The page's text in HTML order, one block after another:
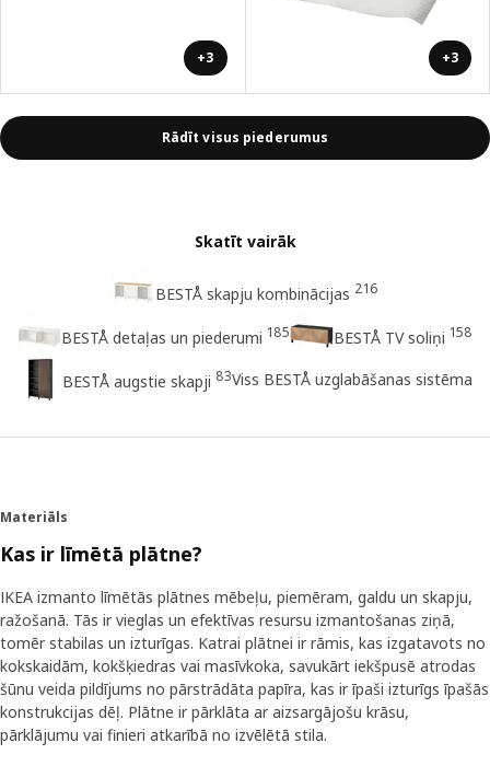
+3 +3
Rādīt visus piederumus
Skatīt vairāk
BESTÅ skapju kombinācijas 216
BESTÅ detaļas un piederumi 185 BESTÅ TV soliņi 158
BESTÅ augstie skapji 83Viss BESTÅ uzglabāšanas sistēma
Materiāls
Kas ir līmētā plātne?
IKEA izmanto līmētās plātnes mēbeļu, piemēram, galdu un skapju,
ražošanā. Tās ir vieglas un efektīvas resursu izmantošanas ziņā,
tomēr stabilas un izturīgas. Katrai plātnei ir rāmis, kas izgatavots no
kokskaidām, kokšķiedras vai masīvkoka, savukārt iekšpusē atrodas
šūnu veida pildījums no pārstrādāta papīra, kas ir īpaši izturīgs īpašās
konstrukcijas dēļ. Plātne ir pārklāta ar aizsargājošu krāsu,
pārklājumu vai finieri atkarībā no izvēlētā stila.